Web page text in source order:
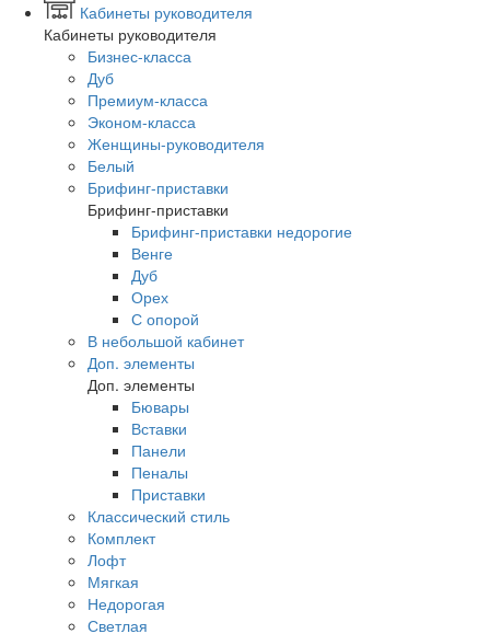
Кабинеты руководителя
Кабинеты руководителя
Бизнес-класса
Дуб
Премиум-класса
Эконом-класса
Женщины-руководителя
Белый
Брифинг-приставки
Брифинг-приставки
Брифинг-приставки недорогие
Венге
Дуб
Орех
С опорой
В небольшой кабинет
Доп. элементы
Доп. элементы
Бювары
Вставки
Панели
Пеналы
Приставки
Классический стиль
Комплект
Лофт
Мягкая
Недорогая
Светлая